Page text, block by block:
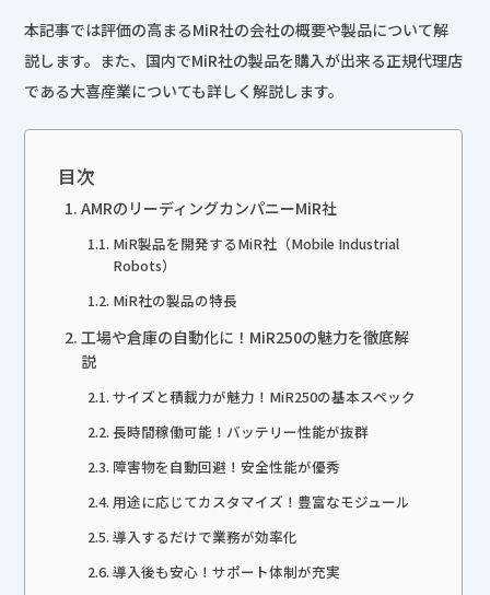
本記事では評価の高まるMiR社の会社の概要や製品について解
説します。また、国内でMiR社の製品を購入が出来る正規代理店
である大喜産業についても詳しく解説します。
目次
AMRのリーディングカンパニーMiR社
MiR製品を開発するMiR社（Mobile Industrial
Robots）
MiR社の製品の特長
工場や倉庫の自動化に！MiR250の魅力を徹底解
説
サイズと積載力が魅力！MiR250の基本スペック
長時間稼働可能！バッテリー性能が抜群
障害物を自動回避！安全性能が優秀
用途に応じてカスタマイズ！豊富なモジュール
導入するだけで業務が効率化
導入後も安心！サポート体制が充実